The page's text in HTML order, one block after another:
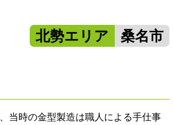
北勢エリア 桑名市
当時の金型製造は職人による手仕事